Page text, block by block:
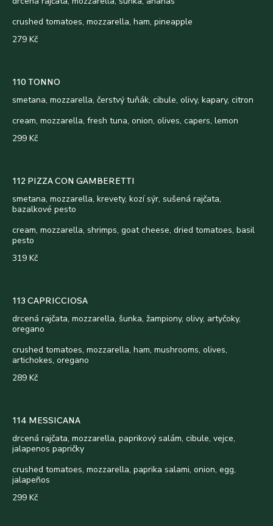
crushed tomatoes, mozzarella, ham, pineapple
279 Kč
110 TONNO
smetana, mozzarella, čerstvý tuňák, cibule, olivy, kapary, citron
cream, mozzarella, fresh tuna, onion, olives, capers, lemon
299 Kč
112 PIZZA CON GAMBERETTI
smetana, mozzarella, krevety, kozí sýr, sušená rajčata,
bazalkové pesto
cream, mozzarella, shrimps, goat cheese, dried tomatoes, basil
pesto
319 Kč
113 CAPRICCIOSA
drcená rajčata, mozzarella, šunka, žampiony, olivy, artyčoky,
oregano
crushed tomatoes, mozzarella, ham, mushrooms, olives,
artichokes, oregano
289 Kč
114 MESSICANA
drcená rajčata, mozzarella, paprikový salám, cibule, vejce,
jalapenos papričky
crushed tomatoes, mozzarella, paprika salami, onion, egg,
jalapeños
299 Kč